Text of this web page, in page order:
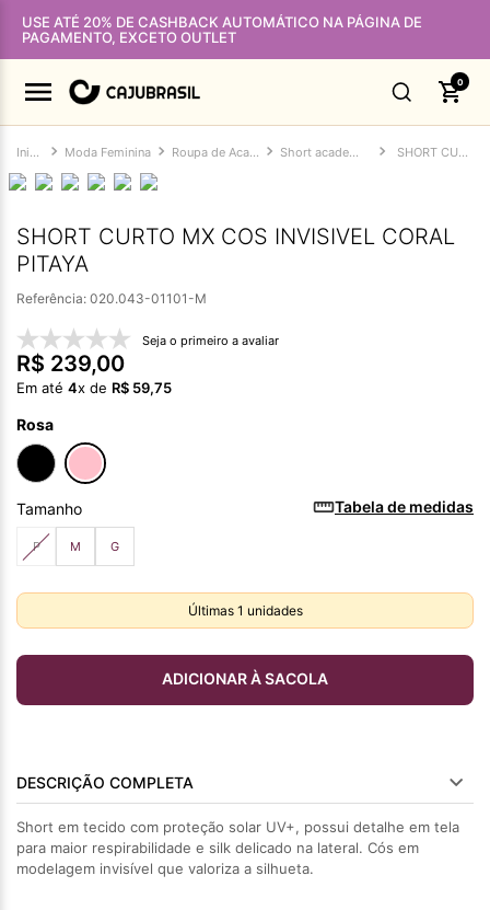
USE ATÉ 20% DE CASHBACK AUTOMÁTICO NA PÁGINA DE
PAGAMENTO, EXCETO OUTLET
0
Moda Feminina Roupa de Academia Feminina Short academia feminino SHORT CURTO MX COS INVISIVEL CORAL PITAYA
SHORT CURTO MX COS INVISIVEL CORAL
PITAYA
Referência: 020.043-01101-M
Seja o primeiro a avaliar
R$ 239,00
Em até 4x de R$ 59,75
Rosa
Tamanho
P M G
Tabela de medidas
Últimas 1 unidades
ADICIONAR À SACOLA
DESCRIÇÃO COMPLETA
Short em tecido com proteção solar UV+, possui detalhe em tela
para maior respirabilidade e silk delicado na lateral. Cós em
modelagem invisível que valoriza a silhueta.